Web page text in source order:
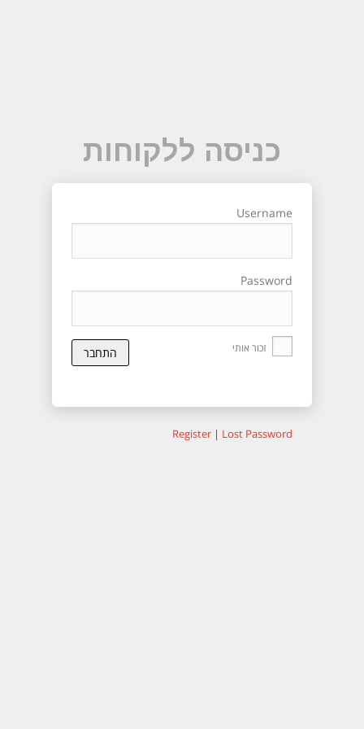
כניסה ללקוחות
Username
Password
זכור אותי
Register | Lost Password